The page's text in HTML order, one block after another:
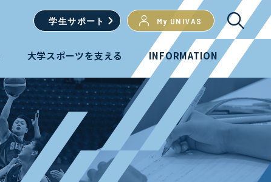
学生サポート My UNIVAS
大学スポーツを支える INFORMATION